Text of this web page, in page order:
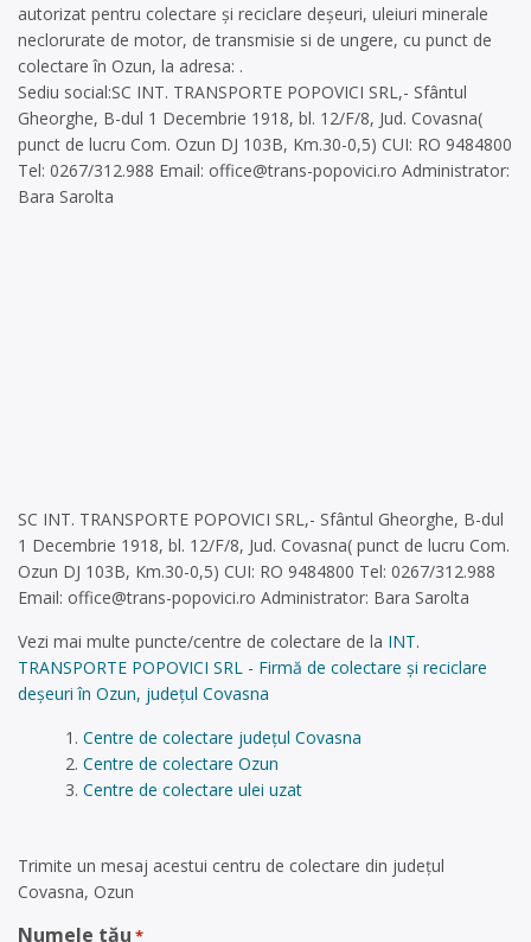
autorizat pentru colectare și reciclare deșeuri, uleiuri minerale
neclorurate de motor, de transmisie si de ungere, cu punct de
colectare în Ozun, la adresa: .
Sediu social:SC INT. TRANSPORTE POPOVICI SRL,- Sfântul
Gheorghe, B-dul 1 Decembrie 1918, bl. 12/F/8, Jud. Covasna(
punct de lucru Com. Ozun DJ 103B, Km.30-0,5) CUI: RO 9484800
Tel: 0267/312.988 Email: office@trans-popovici.ro Administrator:
Bara Sarolta
SC INT. TRANSPORTE POPOVICI SRL,- Sfântul Gheorghe, B-dul
1 Decembrie 1918, bl. 12/F/8, Jud. Covasna( punct de lucru Com.
Ozun DJ 103B, Km.30-0,5) CUI: RO 9484800 Tel: 0267/312.988
Email: office@trans-popovici.ro Administrator: Bara Sarolta
Vezi mai multe puncte/centre de colectare de la INT.
TRANSPORTE POPOVICI SRL - Firmă de colectare și reciclare
deșeuri în Ozun, județul Covasna
Centre de colectare județul Covasna
Centre de colectare Ozun
Centre de colectare ulei uzat
Trimite un mesaj acestui centru de colectare din județul
Covasna, Ozun
Numele tău *